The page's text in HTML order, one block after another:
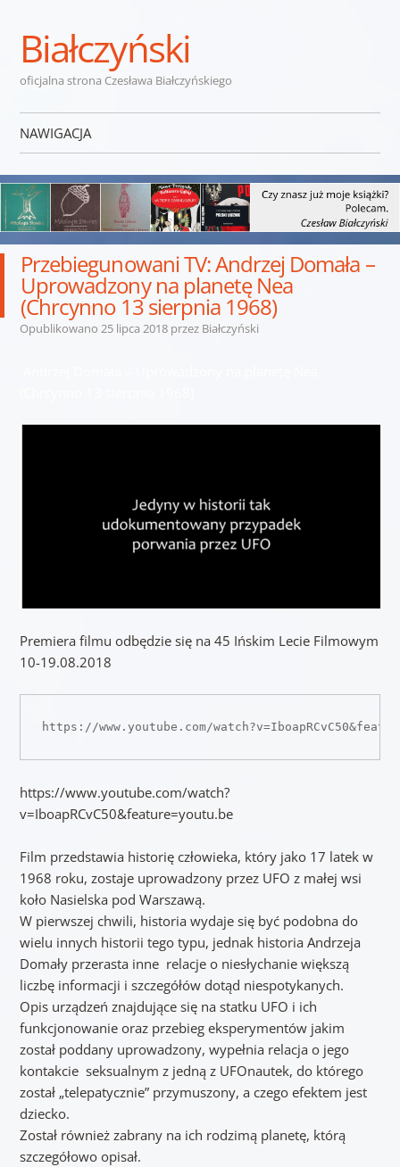
Białczyński
oficjalna strona Czesława Białczyńskiego
NAWIGACJA
Przebiegunowani TV: Andrzej Domała –
Uprowadzony na planetę Nea
(Chrcynno 13 sierpnia 1968)
Opublikowano 25 lipca 2018przez Białczyński
Premiera filmu odbędzie się na 45 Ińskim Lecie Filmowym
10-19.08.2018
https://www.youtube.com/
https://www.youtube.com/watch?
v=IboapRCvC50&feature=youtu.be
Film przedstawia historię człowieka, który jako 17 latek w
1968 roku, zostaje uprowadzony przez UFO z małej wsi
koło Nasielska pod Warszawą.
W pierwszej chwili, historia wydaje się być podobna do
wielu innych historii tego typu, jednak historia Andrzeja
Domały przerasta inne relacje o niesłychanie większą
liczbę informacji i szczegółów dotąd niespotykanych.
Opis urządzeń znajdujące się na statku UFO i ich
funkcjonowanie oraz przebieg eksperymentów jakim
został poddany uprowadzony, wypełnia relacja o jego
kontakcie seksualnym z jedną z UFOnautek, do którego
został „telepatycznie” przymuszony, a czego efektem jest
dziecko.
Został również zabrany na ich rodzimą planetę, którą
szczegółowo opisał.